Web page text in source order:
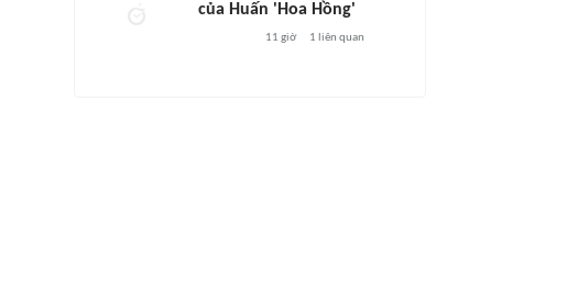
của Huấn 'Hoa Hồng'
11 giờ 1 liên quan